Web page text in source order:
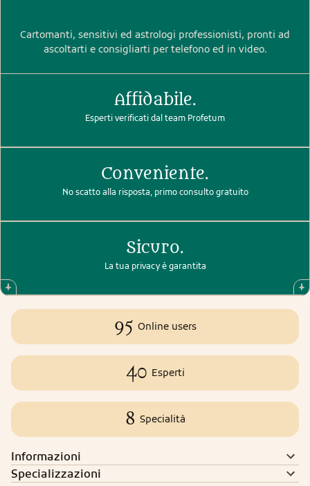
Cartomanti, sensitivi ed astrologi professionisti, pronti ad
ascoltarti e consigliarti per telefono ed in video.
Affidabile.
Esperti verificati dal team Profetum
Conveniente.
No scatto alla risposta, primo consulto gratuito
Sicuro.
La tua privacy è garantita
95 Online users
40 Esperti
8 Specialità
Informazioni
Specializzazioni